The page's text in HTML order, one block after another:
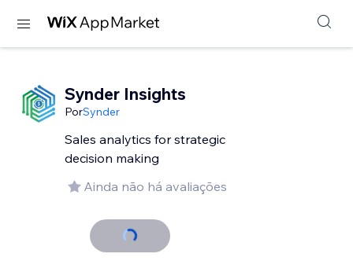
Synder Insights
PorSynder
Sales analytics for strategic
decision making
Ainda não há avaliações